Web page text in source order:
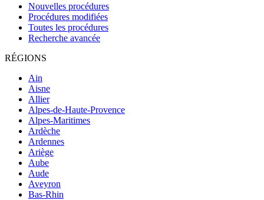
Nouvelles procédures
Procédures modifiées
Toutes les procédures
Recherche avancée
RÉGIONS
Ain
Aisne
Allier
Alpes-de-Haute-Provence
Alpes-Maritimes
Ardèche
Ardennes
Ariège
Aube
Aude
Aveyron
Bas-Rhin